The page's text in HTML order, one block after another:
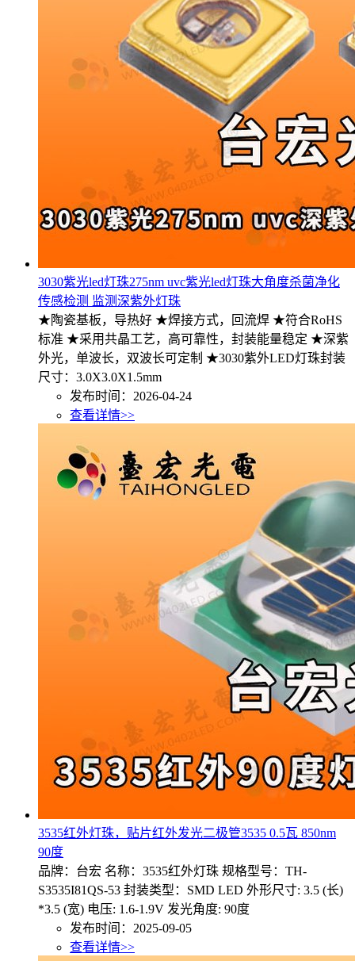
3030紫光led灯珠275nm uvc紫光led灯珠大角度杀菌净化
传感检测 监测深紫外灯珠
★陶瓷基板，导热好 ★焊接方式，回流焊 ★符合RoHS
标准 ★采用共晶工艺，高可靠性，封装能量稳定 ★深紫
外光，单波长，双波长可定制 ★3030紫外LED灯珠封装
尺寸：3.0X3.0X1.5mm
发布时间：2026-04-24
查看详情>>
3535红外灯珠，贴片红外发光二极管3535 0.5瓦 850nm
90度
品牌：台宏 名称：3535红外灯珠 规格型号：TH-
S3535I81QS-53 封装类型：SMD LED 外形尺寸: 3.5 (长)
*3.5 (宽) 电压: 1.6-1.9V 发光角度: 90度
发布时间：2025-09-05
查看详情>>